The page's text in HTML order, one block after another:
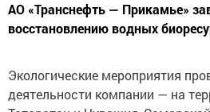
восстановлению водных
деятельности компании — на
Татарстан и Чувашия, Самарской